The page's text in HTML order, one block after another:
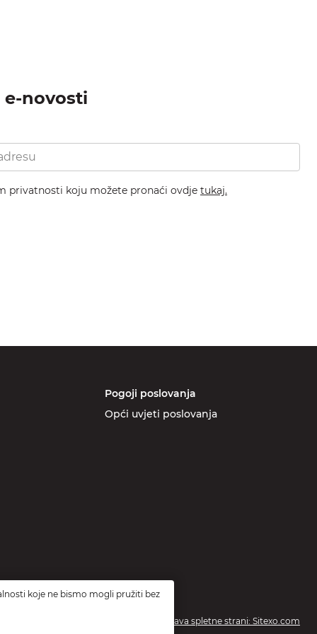
e-novosti
privatnosti koju možete pronaći ovdje tukaj.
Pogoji poslovanja
Opći uvjeti poslovanja
Izdelava spletne strani: Sitexo.com
koje ne bismo mogli pružiti bez